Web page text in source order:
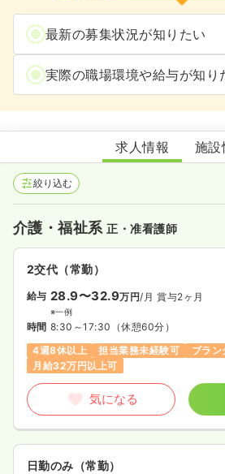
最新の募集状況が知りたい
実際の職場環境や給与が知り
リハビリパーク花
求人情報 施設
絞り込む
介護・福祉系正・准看護師
2交代（常勤）
給与 28.9〜32.9万円/月 賞与2ヶ月
※一例
時間 8:30～17:30 （休憩60分）
4週8休以上
担当業務未経験可 ブラン
月給32万円以上可
気になる
日勤のみ（常勤）